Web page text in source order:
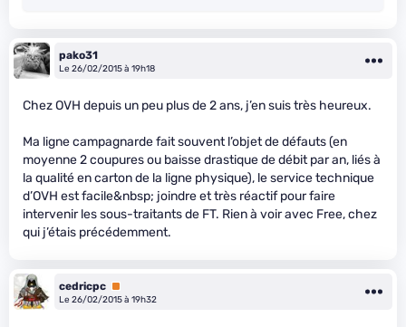
pako31
Le 26/02/2015 à 19h18
Chez OVH depuis un peu plus de 2 ans, j’en suis très heureux.
Ma ligne campagnarde fait souvent l’objet de défauts (en
moyenne 2 coupures ou baisse drastique de débit par an, liés à
la qualité en carton de la ligne physique), le service technique
d’OVH est facile&nbsp; joindre et très réactif pour faire
intervenir les sous-traitants de FT. Rien à voir avec Free, chez
qui j’étais précédemment.
cedricpc Premium
Le 26/02/2015 à 19h32